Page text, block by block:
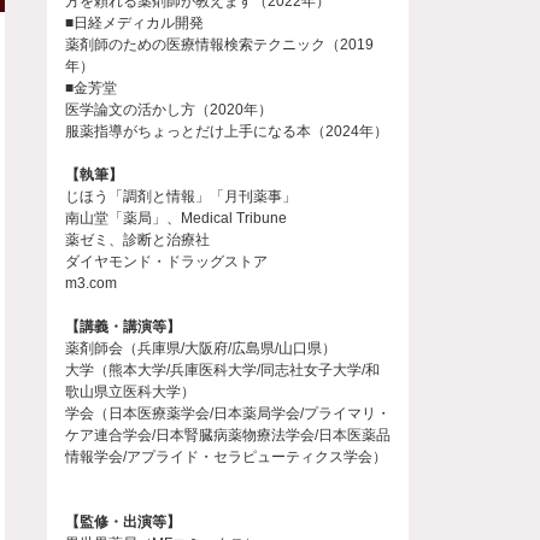
■日経メディカル開発
薬剤師のための医療情報検索テクニック（2019
年）
■金芳堂
医学論文の活かし方（2020年）
服薬指導がちょっとだけ上手になる本（2024年）
【執筆】
じほう「調剤と情報」「月刊薬事」
南山堂「薬局」、Medical Tribune
薬ゼミ、診断と治療社
ダイヤモンド・ドラッグストア
m3.com
【講義・講演等】
薬剤師会（兵庫県/大阪府/広島県/山口県）
大学（熊本大学/兵庫医科大学/同志社女子大学/和
歌山県立医科大学）
学会（日本医療薬学会/日本薬局学会/プライマリ・
ケア連合学会/日本腎臓病薬物療法学会/日本医薬品
情報学会/アプライド・セラピューティクス学会）
【監修・出演等】